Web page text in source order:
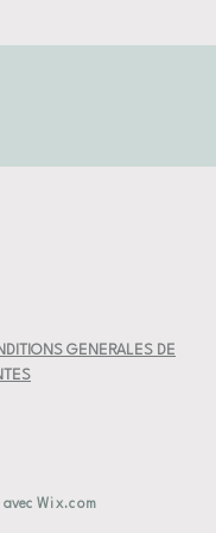
gel
avec Wix.com
GENERALES DE